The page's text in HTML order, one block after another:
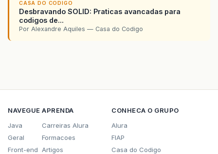
CASA DO CODIGO
Desbravando SOLID: Praticas avancadas para
codigos de...
Por Alexandre Aquiles — Casa do Codigo
NAVEGUE
Java
Geral
Front-end
APRENDA
Carreiras Alura
Formacoes
Artigos
CONHECA O GRUPO
Alura
FIAP
Casa do Codigo